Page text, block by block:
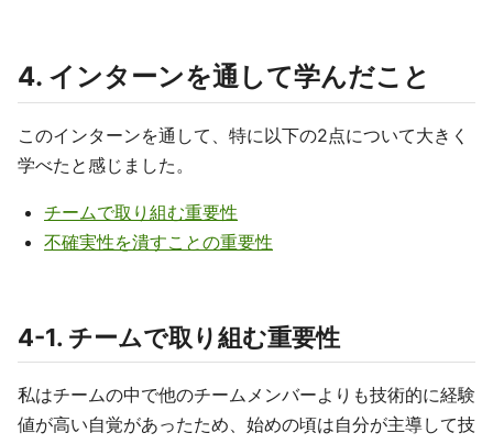
4. インターンを通して学んだこと
このインターンを通して、特に以下の2点について大きく
学べたと感じました。
チームで取り組む重要性
不確実性を潰すことの重要性
4-1. チームで取り組む重要性
私はチームの中で他のチームメンバーよりも技術的に経験
値が高い自覚があったため、始めの頃は自分が主導して技